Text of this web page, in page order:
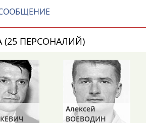
АБДУВАЛИЕВ
АБДУЛАЕВ
ПЕРСОНАЛИЙ)
Андрей
КАБАНОВ